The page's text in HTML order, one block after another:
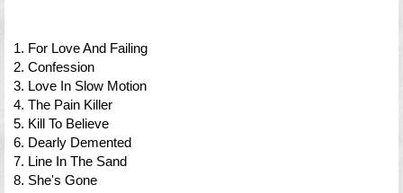
1. For Love And Failing
2. Confession
3. Love In Slow Motion
4. The Pain Killer
5. Kill To Believe
6. Dearly Demented
7. Line In The Sand
8. She's Gone